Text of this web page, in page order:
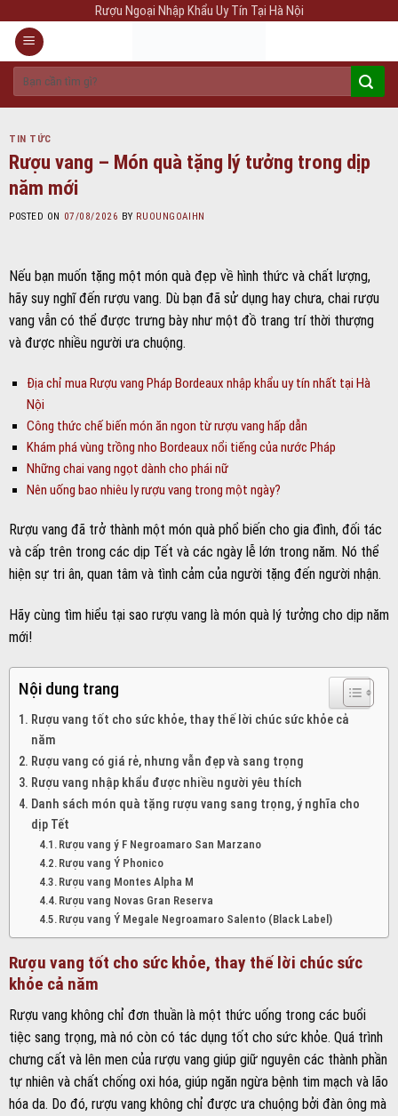
content
Rượu Ngoại Nhập Khẩu Uy Tín Tại Hà Nội
kiếm:
TIN TỨC
Rượu vang – Món quà tặng lý tưởng trong dịp
năm mới
POSTED ON 07/08/2026 BY RUOUNGOAIHN
Nếu bạn muốn tặng một món quà đẹp về hình thức và chất lượng,
hãy suy nghĩ đến rượu vang. Dù bạn đã sử dụng hay chưa, chai rượu
vang vẫn có thể được trưng bày như một đồ trang trí thời thượng
và được nhiều người ưa chuộng.
Địa chỉ mua Rượu vang Pháp Bordeaux nhập khẩu uy tín nhất tại Hà
Nội
Công thức chế biến món ăn ngon từ rượu vang hấp dẫn
Khám phá vùng trồng nho Bordeaux nổi tiếng của nước Pháp
Những chai vang ngọt dành cho phái nữ
Nên uống bao nhiêu ly rượu vang trong một ngày?
Rượu vang đã trở thành một món quà phổ biến cho gia đình, đối tác
và cấp trên trong các dịp Tết và các ngày lễ lớn trong năm. Nó thể
hiện sự tri ân, quan tâm và tình cảm của người tặng đến người nhận.
Hãy cùng tìm hiểu tại sao rượu vang là món quà lý tưởng cho dịp năm
mới!
Nội dung trang
Rượu vang tốt cho sức khỏe, thay thế lời chúc sức khỏe cả
năm
Rượu vang có giá rẻ, nhưng vẫn đẹp và sang trọng
Rượu vang nhập khẩu được nhiều người yêu thích
Danh sách món quà tặng rượu vang sang trọng, ý nghĩa cho
dịp Tết
Rượu vang ý F Negroamaro San Marzano
Rượu vang Ý Phonico
Rượu vang Montes Alpha M
Rượu vang Novas Gran Reserva
Rượu vang Ý Megale Negroamaro Salento (Black Label)
Rượu vang tốt cho sức khỏe, thay thế lời chúc sức
khỏe cả năm
Rượu vang không chỉ đơn thuần là một thức uống trong các buổi
tiệc sang trọng, mà nó còn có tác dụng tốt cho sức khỏe. Quá trình
chưng cất và lên men của rượu vang giúp giữ nguyên các thành phần
tự nhiên và chất chống oxi hóa, giúp ngăn ngừa bệnh tim mạch và lão
hóa da. Do đó, rượu vang không chỉ được ưa chuộng bởi đàn ông mà